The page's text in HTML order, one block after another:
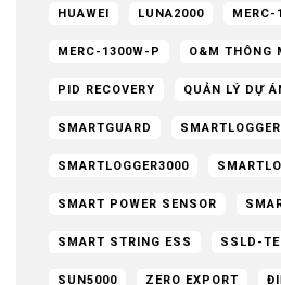
HUAWEI LUNA2000 MERC-
MERC-1300W-P O&M THÔNG
PID RECOVERY QUẢN LÝ DỰ
SMARTGUARD SMARTLOGGER
SMARTLOGGER3000
SMART POWER SENSOR
SMART STRING ESS SSLD-
SUN5000 ZERO EXPORT